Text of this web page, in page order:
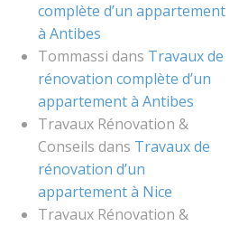
complète d’un appartement
à Antibes
Tommassi dans Travaux de
rénovation complète d’un
appartement à Antibes
Travaux Rénovation &
Conseils dans Travaux de
rénovation d’un
appartement à Nice
Travaux Rénovation &